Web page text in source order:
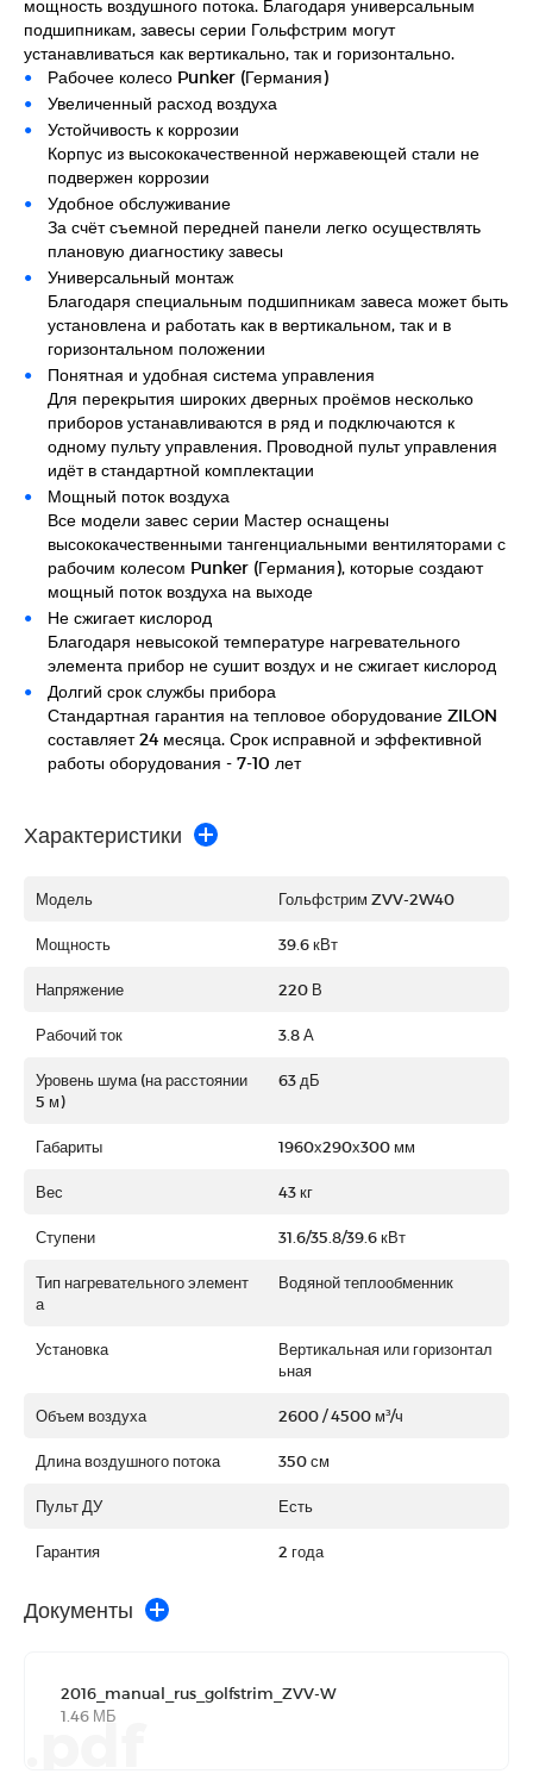
мощность воздушного потока. Благодаря универсальным
подшипникам, завесы серии Гольфстрим могут
устанавливаться как вертикально, так и горизонтально.
Рабочее колесо Punker (Германия)
Увеличенный расход воздуха
Устойчивость к коррозии
Корпус из высококачественной нержавеющей стали не
подвержен коррозии
Удобное обслуживание
За счёт съемной передней панели легко осуществлять
плановую диагностику завесы
Универсальный монтаж
Благодаря специальным подшипникам завеса может быть
установлена и работать как в вертикальном, так и в
горизонтальном положении
Понятная и удобная система управления
Для перекрытия широких дверных проёмов несколько
приборов устанавливаются в ряд и подключаются к
одному пульту управления. Проводной пульт управления
идёт в стандартной комплектации
Мощный поток воздуха
Все модели завес серии Мастер оснащены
высококачественными тангенциальными вентиляторами с
рабочим колесом Punker (Германия), которые создают
мощный поток воздуха на выходе
Не сжигает кислород
Благодаря невысокой температуре нагревательного
элемента прибор не сушит воздух и не сжигает кислород
Долгий срок службы прибора
Стандартная гарантия на тепловое оборудование ZILON
составляет 24 месяца. Срок исправной и эффективной
работы оборудования - 7-10 лет
Характеристики
Модель Гольфстрим ZVV-2W40
Мощность 39.6 кВт
Напряжение 220 В
Рабочий ток 3.8 А
Уровень шума (на расстоянии
5 м)
63 дБ
Габариты 1960х290х300 мм
Вес 43 кг
Ступени 31.6/35.8/39.6 кВт
Тип нагревательного элемент
а
Водяной теплообменник
Установка
Вертикальная или горизонтал
ьная
Объем воздуха 2600 / 4500 м³/ч
Длина воздушного потока 350 см
Пульт ДУ Есть
Гарантия 2 года
Документы
2016_manual_rus_golfstrim_ZVV-W
1.46 МБ
.pdf